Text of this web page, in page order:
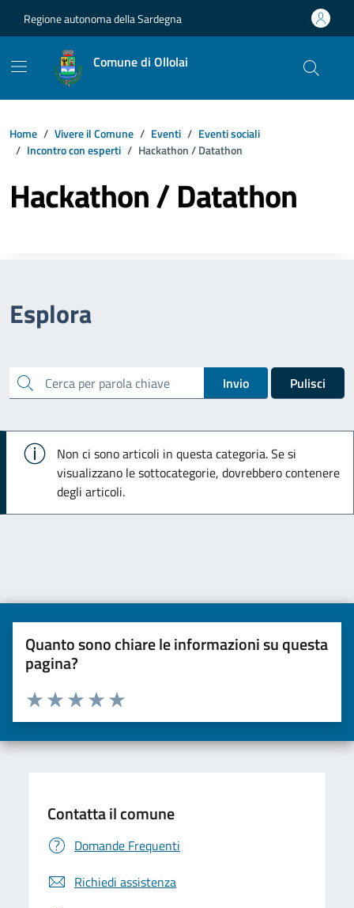
Regione autonoma della Sardegna
Comune di Ollolai
Home Vivere il Comune Eventi
Eventi sociali
Incontro con esperti
Hackathon / Datathon
Hackathon / Datathon
Esplora
cerca Invio Pulisci
Info
Non ci sono articoli in questa categoria. Se si
visualizzano le sottocategorie, dovrebbero contenere
degli articoli.
Quanto sono chiare le informazioni su questa
pagina?
Valuta da 1 a 5 stelle la pagina
Valuta 5 stelle su 5
Valuta 4 stelle su 5
Valuta 3 stelle su 5
Valuta 2 stelle su 5
Valuta una stella su 5
Contatta il comune
Domande Frequenti
Richiedi assistenza